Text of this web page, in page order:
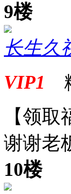
9楼
长生久
VIP1
【领取
谢谢老
10楼